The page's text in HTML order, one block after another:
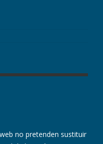
no pretenden sustituir